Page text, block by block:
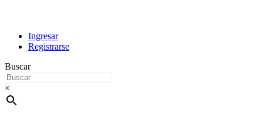
Ingresar
Registrarse
Buscar
×